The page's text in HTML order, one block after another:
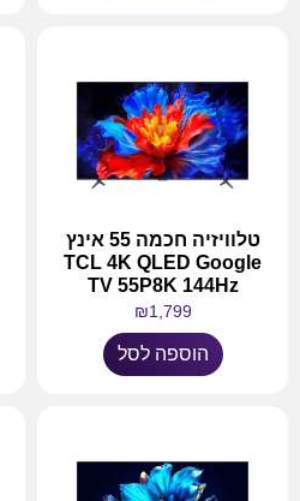
טלוויזיה חכמה 55 אינץ
TCL 4K QLED Google
TV 55P8K 144Hz
₪1,799
הוספה לסל